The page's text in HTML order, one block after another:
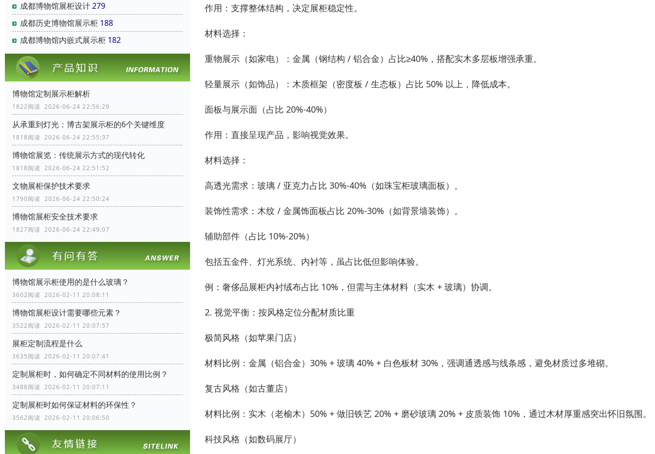
成都博物馆展柜设计279
成都历史博物馆展示柜 188
成都博物馆内嵌式展示柜 182
博物馆定制展示柜解析
1822阅读 2026-06-24 22:56:29
从承重到灯光：博古架展示柜的6个关键维度
1818阅读 2026-06-24 22:55:37
博物馆展览：传统展示方式的现代转化
1818阅读 2026-06-24 22:51:52
文物展柜保护技术要求
1790阅读 2026-06-24 22:50:24
博物馆展柜安全技术要求
1827阅读 2026-06-24 22:49:07
博物馆展示柜使用的是什么玻璃？
3602阅读 2026-02-11 20:08:11
博物馆展柜设计需要哪些元素？
3522阅读 2026-02-11 20:07:57
展柜定制流程是什么
3635阅读 2026-02-11 20:07:41
定制展柜时，如何确定不同材料的使用比例？
3488阅读 2026-02-11 20:07:11
定制展柜时如何保证材料的环保性？
3562阅读 2026-02-11 20:06:50
作用：支撑整体结构，决定展柜稳定性。
材料选择：
重物展示（如家电）：金属（钢结构 / 铝合金）占比≥40%，搭配实木多层板增强承重。
轻量展示（如饰品）：木质框架（密度板 / 生态板）占比 50% 以上，降低成本。
面板与展示面（占比 20%-40%）
作用：直接呈现产品，影响视觉效果。
材料选择：
高透光需求：玻璃 / 亚克力占比 30%-40%（如珠宝柜玻璃面板）。
装饰性需求：木纹 / 金属饰面板占比 20%-30%（如背景墙装饰）。
辅助部件（占比 10%-20%）
包括五金件、灯光系统、内衬等，虽占比低但影响体验。
例：奢侈品展柜内衬绒布占比 10%，但需与主体材料（实木 + 玻璃）协调。
2. 视觉平衡：按风格定位分配材质比重
极简风格（如苹果门店）
材料比例：金属（铝合金）30% + 玻璃 40% + 白色板材 30%，强调通透感与线条感，避免材质过多堆砌。
复古风格（如古董店）
材料比例：实木（老榆木）50% + 做旧铁艺 20% + 磨砂玻璃 20% + 皮质装饰 10%，通过木材厚重感突出怀旧氛围。
科技风格（如数码展厅）